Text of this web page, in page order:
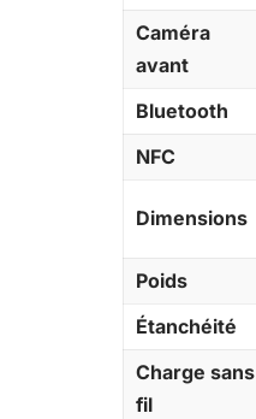
Caméra
avant
Bluetooth
NFC
Dimensions
Poids
Étanchéité
Charge sans
fil